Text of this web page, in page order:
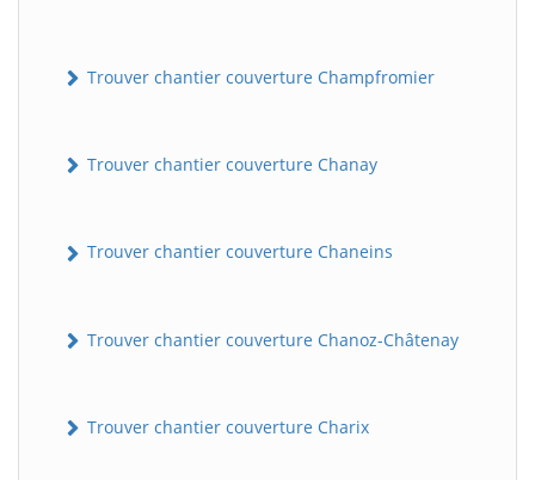
Trouver chantier couverture Champfromier
Trouver chantier couverture Chanay
Trouver chantier couverture Chaneins
Trouver chantier couverture Chanoz-Châtenay
Trouver chantier couverture Charix